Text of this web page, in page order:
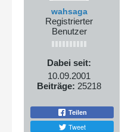
wahsaga
Registrierter
Benutzer
Dabei seit:
10.09.2001
Beiträge: 25218
Teilen
Tweet